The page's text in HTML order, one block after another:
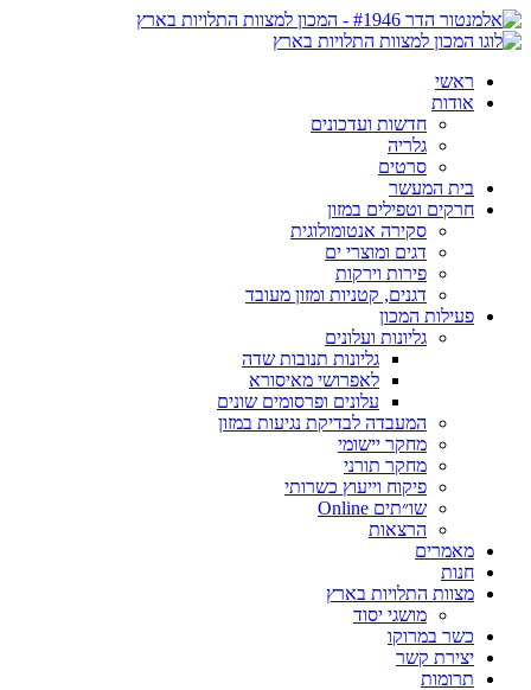
ראשי
אודות
חדשות ועדכונים
גלריה
סרטים
בית המעשר
חרקים וטפילים במזון
סקירה אנטומולוגית
דגים ומוצרי ים
פירות וירקות
דגנים, קטניות ומזון מעובד
פעילות המכון
גליונות ועלונים
גליונות תנובות שדה
לאפרושי מאיסורא
עלונים ופרסומים שונים
המעבדה לבדיקת נגיעות במזון
מחקר יישומי
מחקר תורני
פיקוח וייעוץ כשרותי
שו״תים Online
הרצאות
מאמרים
חנות
מצוות התלויות בארץ
מושגי יסוד
כשר במרוקו
יצירת קשר
תרומות